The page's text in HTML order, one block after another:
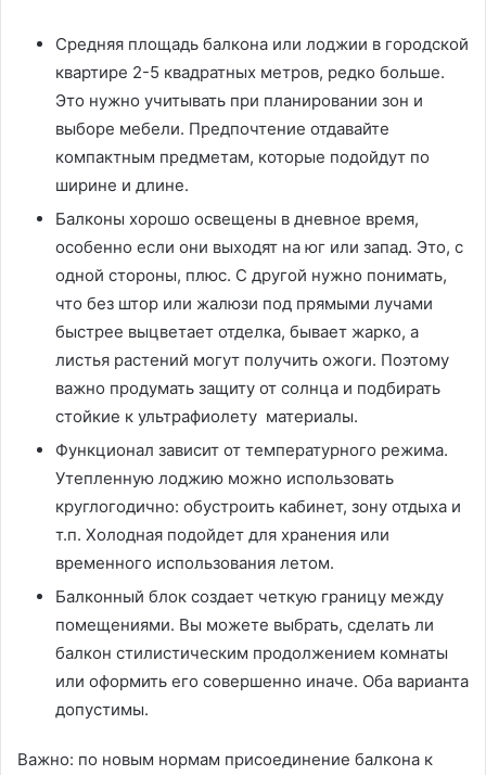
Средняя площадь балкона или лоджии в городской
квартире 2-5 квадратных метров, редко больше.
Это нужно учитывать при планировании зон и
выборе мебели. Предпочтение отдавайте
компактным предметам, которые подойдут по
ширине и длине.
Балконы хорошо освещены в дневное время,
особенно если они выходят на юг или запад. Это, с
одной стороны, плюс. С другой нужно понимать,
что без штор или жалюзи под прямыми лучами
быстрее выцветает отделка, бывает жарко, а
листья растений могут получить ожоги. Поэтому
важно продумать защиту от солнца и подбирать
стойкие к ультрафиолету материалы.
Функционал зависит от температурного режима.
Утепленную лоджию можно использовать
круглогодично: обустроить кабинет, зону отдыха и
т.п. Холодная подойдет для хранения или
временного использования летом.
Балконный блок создает четкую границу между
помещениями. Вы можете выбрать, сделать ли
балкон стилистическим продолжением комнаты
или оформить его совершенно иначе. Оба варианта
допустимы.
Важно: по новым нормам присоединение балкона к